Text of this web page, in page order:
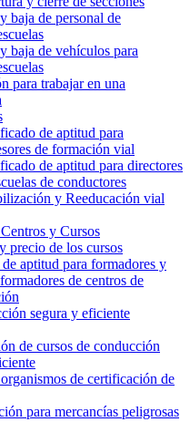
baja de personal de
baja de vehículos para
para trabajar en una
de aptitud para
de formación vial
de aptitud para directores
de conductores
y Reeducación vial
y Cursos
precio de los cursos
aptitud para formadores y
de centros de
segura y eficiente
de cursos de conducción
de certificación de
para mercancías peligrosas